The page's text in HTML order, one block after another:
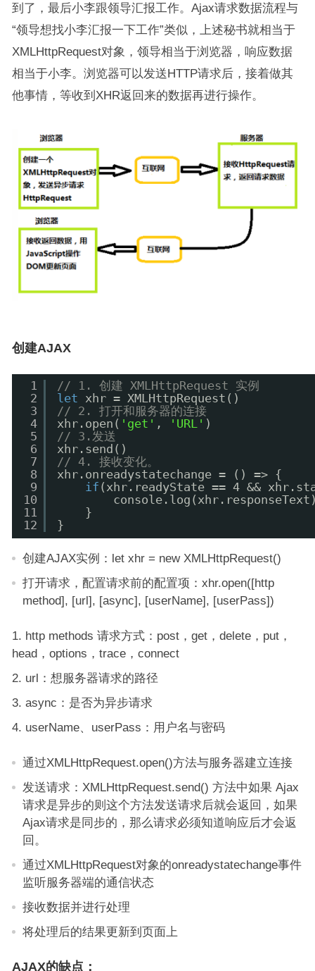
到了，最后小李跟领导汇报工作。Ajax请求数据流程与
“领导想找小李汇报一下工作”类似，上述秘书就相当于
XMLHttpRequest对象，领导相当于浏览器，响应数据
相当于小李。浏览器可以发送HTTP请求后，接着做其
他事情，等收到XHR返回来的数据再进行操作。
创建AJAX
1
2
3
4
5
6
7
8
9
10
11
12
// 1. 创建 XMLHttpRequest 实例
let
xhr = XMLHttpRequest()
// 2. 打开和服务器的连接
xhr.open( 'get' , 'URL' )
// 3.发送
xhr.send()
// 4. 接收变化。
xhr.onreadystatechange = () => {
if (xhr.readyState == 4 &&
}
}
创建AJAX实例：let xhr = new XMLHttpRequest()
打开请求，配置请求前的配置项：xhr.open([http
method], [url], [async], [userName], [userPass])
http methods 请求方式：post，get，delete，put，
head，options，trace，connect
url：想服务器请求的路径
async：是否为异步请求
userName、userPass：用户名与密码
通过XMLHttpRequest.open()方法与服务器建立连接
发送请求：XMLHttpRequest.send() 方法中如果 Ajax
请求是异步的则这个方法发送请求后就会返回，如果
Ajax请求是同步的，那么请求必须知道响应后才会返
回。
通过XMLHttpRequest对象的onreadystatechange事件
监听服务器端的通信状态
接收数据并进行处理
将处理后的结果更新到页面上
AJAX的缺点：